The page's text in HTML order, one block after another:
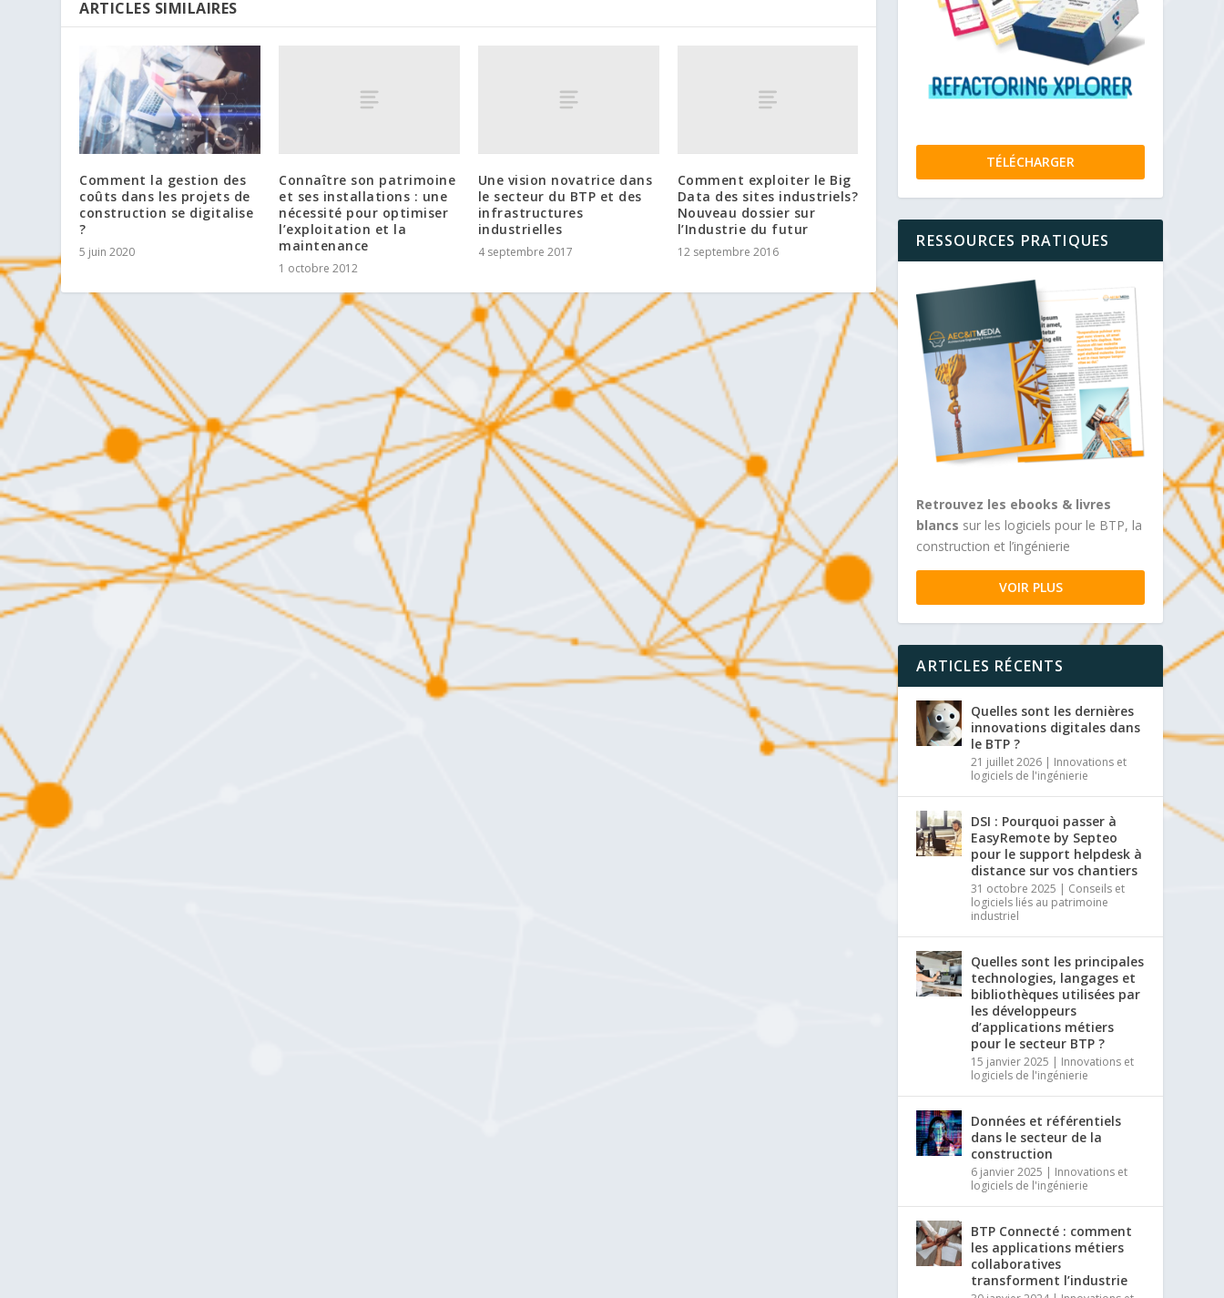
ARTICLES SIMILAIRES
Comment la gestion des
coûts dans les projets de
construction se digitalise
?
5 juin 2020
Connaître son patrimoine
et ses installations : une
nécessité pour optimiser
l’exploitation et la
maintenance
1 octobre 2012
Une vision novatrice dans
le secteur du BTP et des
infrastructures
industrielles
4 septembre 2017
Comment exploiter le Big
Data des sites industriels?
Nouveau dossier sur
l’Industrie du futur
12 septembre 2016
TÉLÉCHARGER
RESSOURCES PRATIQUES
Retrouvez les ebooks & livres
blancs sur les logiciels pour le BTP, la
construction et l’ingénierie
VOIR PLUS
ARTICLES RÉCENTS
Quelles sont les dernières
innovations digitales dans
le BTP ?
21 juillet 2026 | Innovations et
logiciels de l'ingénierie
DSI : Pourquoi passer à
EasyRemote by Septeo
pour le support helpdesk à
distance sur vos chantiers
31 octobre 2025 | Conseils et
logiciels liés au patrimoine
industriel
Quelles sont les principales
technologies, langages et
bibliothèques utilisées par
les développeurs
d’applications métiers
pour le secteur BTP ?
15 janvier 2025 | Innovations et
logiciels de l'ingénierie
Données et référentiels
dans le secteur de la
construction
6 janvier 2025 | Innovations et
logiciels de l'ingénierie
BTP Connecté : comment
les applications métiers
collaboratives
transforment l’industrie